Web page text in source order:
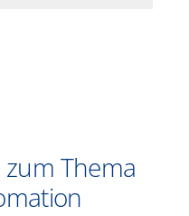
zum Thema